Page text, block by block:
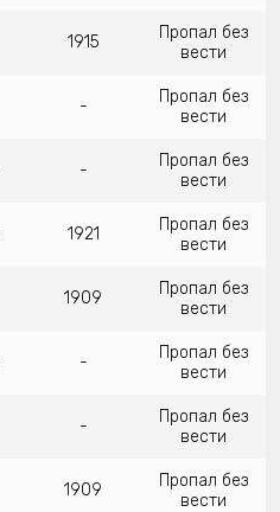
1915
Пропал без
вести
-
Пропал без
вести
-
Пропал без
вести
1921
Пропал без
вести
1909
Пропал без
вести
-
Пропал без
вести
-
Пропал без
вести
1909
Пропал без
вести